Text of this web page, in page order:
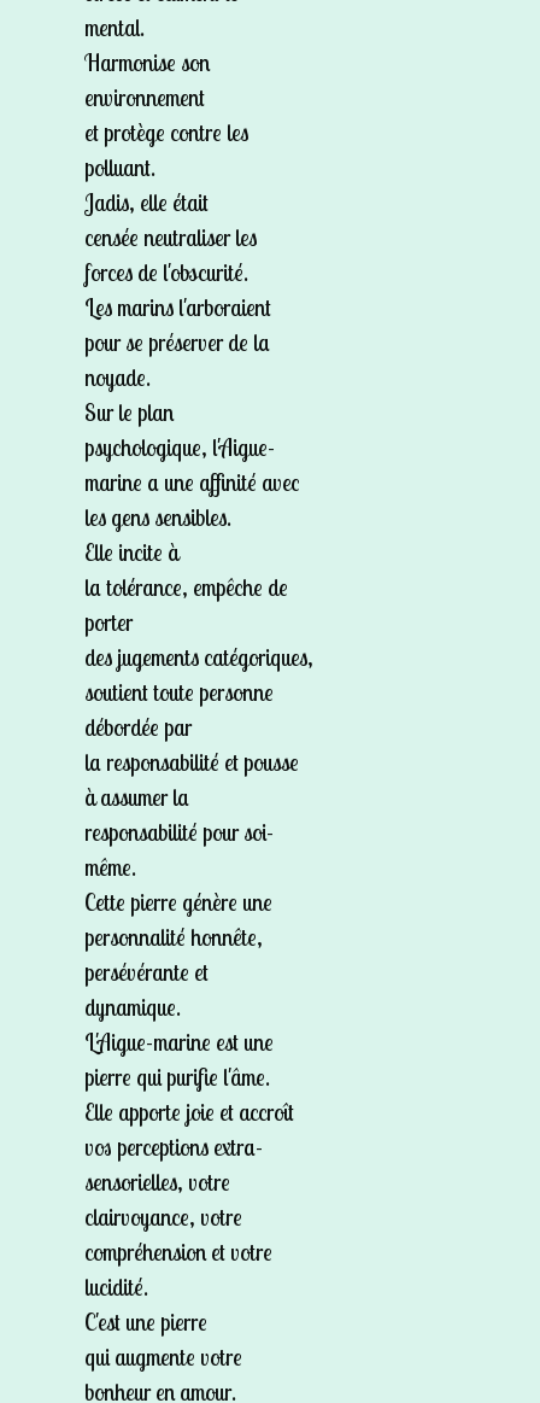
mental.
Harmonise son
environnement
et protège contre les
polluant.
Jadis, elle était
censée neutraliser les
forces de l'obscurité.
Les marins l'arboraient
pour se préserver de la
noyade.
Sur le plan
psychologique, l'Aigue-
marine a une affinité avec
les gens sensibles.
Elle incite à
la tolérance, empêche de
porter
des jugements catégoriques,
soutient toute personne
débordée par
la responsabilité et pousse
à assumer la
responsabilité pour soi-
même.
Cette pierre génère une
personnalité honnête,
persévérante et
dynamique.
L'Aigue-marine est une
pierre qui purifie l'âme.
Elle apporte joie et accroît
vos perceptions extra-
sensorielles, votre
clairvoyance, votre
compréhension et votre
lucidité.
C'est une pierre
qui augmente votre
bonheur en amour.